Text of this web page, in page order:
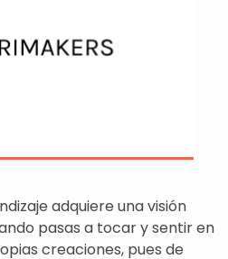
adquiere una visión
pasas a tocar y sentir en
creaciones, pues de